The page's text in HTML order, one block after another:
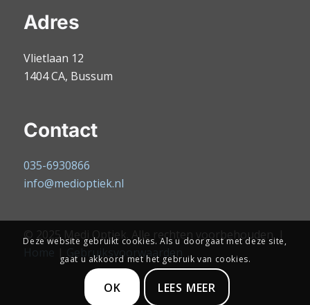
Adres
Vlietlaan 12
1404 CA, Bussum
Contact
035-6930866
info@medioptiek.nl
© 2025 Medi Optiek. Alle rechten voorbehouden. |
| Gebruiksvoorwaarden
Deze website gebruikt cookies. Als u doorgaat met deze site,
gaat u akkoord met het gebruik van cookies.
OK LEES MEER